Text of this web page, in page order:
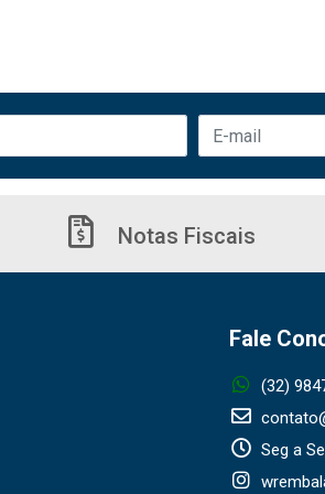
Notas Fiscais
Fale
(32)
Seg a